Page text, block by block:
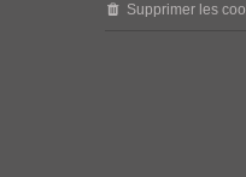
Supprimer les